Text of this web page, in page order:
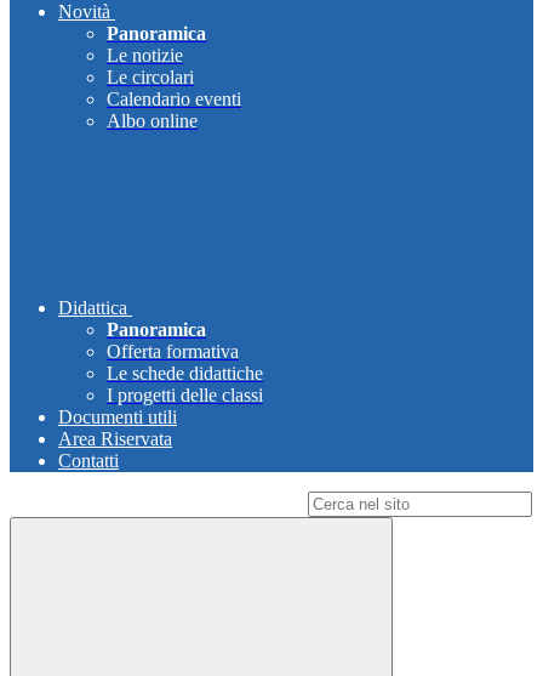
Novità
Panoramica
Le notizie
Le circolari
Calendario eventi
Albo online
Didattica
Panoramica
Offerta formativa
Le schede didattiche
I progetti delle classi
Documenti utili
Area Riservata
Contatti